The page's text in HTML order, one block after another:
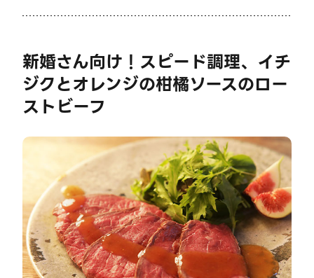
新婚さん向け！スピード調理、イチ
ジクとオレンジの柑橘ソースのロー
ストビーフ